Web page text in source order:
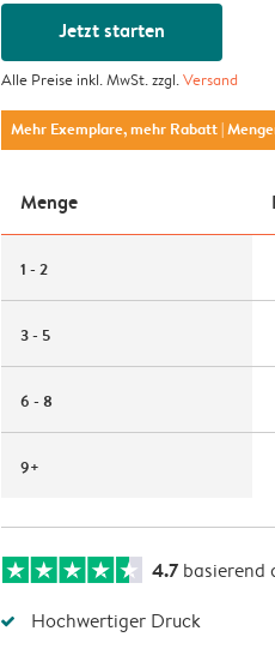
Jetzt starten
Alle Preise inkl. MwSt. zzgl.Versand
Mehr Exemplare, mehr Rabatt|
Menge
1 - 2
3 - 5
6 - 8
9+
4.7 basierend
Hochwertiger Druck